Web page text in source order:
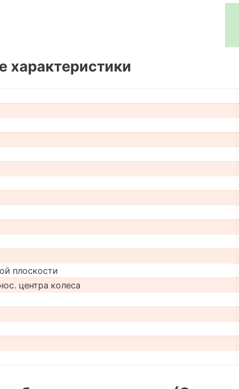
характеристики
плоскости
центра колеса